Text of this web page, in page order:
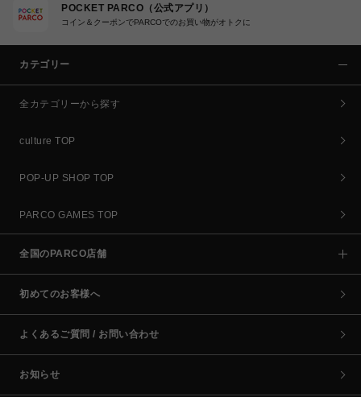
POCKET PARCO（公式アプリ）
コイン＆クーポンでPARCOでのお買い物がオトクに
カテゴリー
全カテゴリーから探す
culture TOP
POP-UP SHOP TOP
PARCO GAMES TOP
全国のPARCO店舗
初めてのお客様へ
よくあるご質問 / お問い合わせ
お知らせ